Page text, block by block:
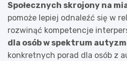
Społecznych skrojony na
pomoże lepiej odnaleźć się w
rozwinąć kompetencje
dla osób w spektrum
konkretnych porad dla osób z